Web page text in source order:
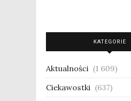
KATEGORIE
Aktualności (1 609)
Ciekawostki (637)